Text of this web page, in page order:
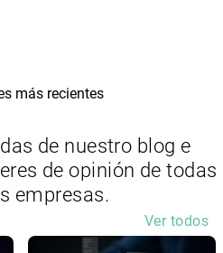
más recientes
de nuestro blog e
de opinión de todas
empresas.
Ver todos